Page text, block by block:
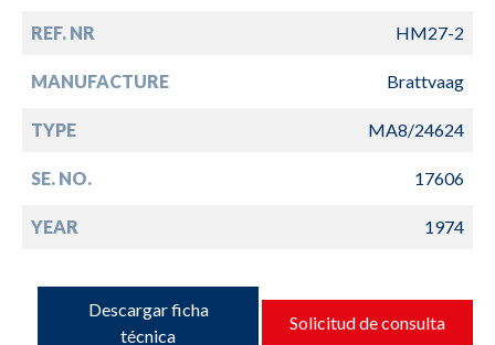
REF. NR HM27-2
MANUFACTURE Brattvaag
TYPE MA8/24624
SE. NO. 17606
YEAR 1974
Descargar ficha
técnica
Solicitud de consulta